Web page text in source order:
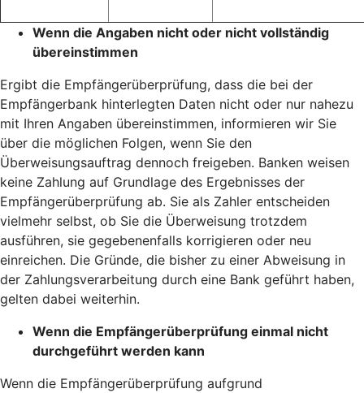
Wenn die Angaben nicht oder nicht vollständig
übereinstimmen
Ergibt die Empfängerüberprüfung, dass die bei der
Empfängerbank hinterlegten Daten nicht oder nur nahezu
mit Ihren Angaben übereinstimmen, informieren wir Sie
über die möglichen Folgen, wenn Sie den
Überweisungsauftrag dennoch freigeben. Banken weisen
keine Zahlung auf Grundlage des Ergebnisses der
Empfängerüberprüfung ab. Sie als Zahler entscheiden
vielmehr selbst, ob Sie die Überweisung trotzdem
ausführen, sie gegebenenfalls korrigieren oder neu
einreichen. Die Gründe, die bisher zu einer Abweisung in
der Zahlungsverarbeitung durch eine Bank geführt haben,
gelten dabei weiterhin.
Wenn die Empfängerüberprüfung einmal nicht
durchgeführt werden kann
Wenn die Empfängerüberprüfung aufgrund